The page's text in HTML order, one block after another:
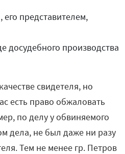
представителем,
досудебного производства
свидетеля, но
есть право обжаловать
по делу у обвиняемого
дела, не был даже ни разу
Тем не менее гр. Петров